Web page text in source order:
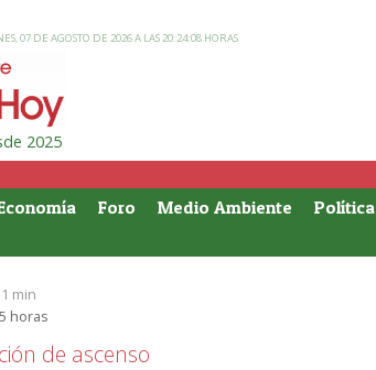
07 DE AGOSTO DE 2026 A LAS 20:24:08 HORAS
2025
Foro Medio Ambiente Política
1 min
horas
de ascenso